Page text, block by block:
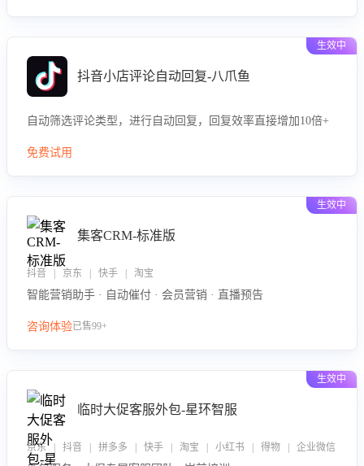
生效中
抖音小店评论自动回复-八爪鱼
自动筛选评论类型，进行自动回复，回复效率直接增加10倍+
免费试用
生效中
集客CRM-标准版
抖音 | 京东 | 快手 | 淘宝
智能营销助手 · 自动催付 · 会员营销 · 直播预告
咨询体验已售99+
生效中
临时大促客服外包-星环智服
京东 | 抖音 | 拼多多 | 快手 | 淘宝 | 小红书 | 得物 | 企业微信